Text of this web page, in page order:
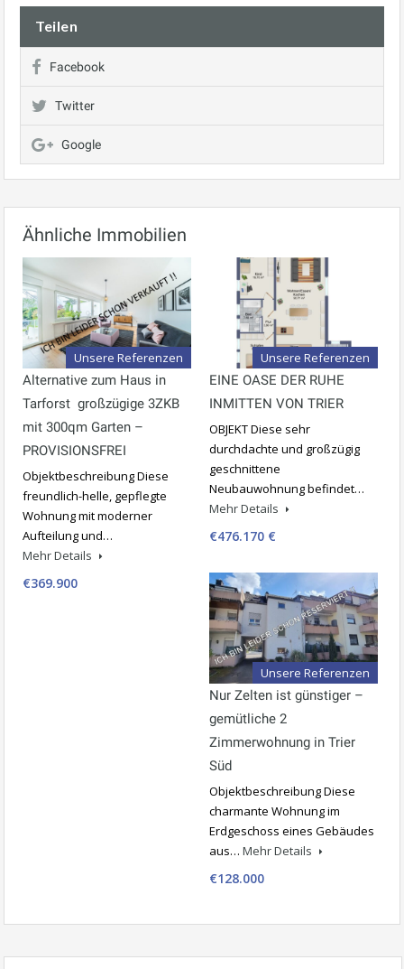
Teilen
Facebook
Twitter
Google
Ähnliche Immobilien
Unsere Referenzen
Alternative zum Haus in
Tarforst  großzügige 3ZKB
mit 300qm Garten –
PROVISIONSFREI
Objektbeschreibung Diese
freundlich-helle, gepflegte
Wohnung mit moderner
Aufteilung und…
Mehr Details
€369.900
Unsere Referenzen
EINE OASE DER RUHE
INMITTEN VON TRIER
OBJEKT Diese sehr
durchdachte und großzügig
geschnittene
Neubauwohnung befindet…
Mehr Details
€476.170 €
Unsere Referenzen
Nur Zelten ist günstiger –
gemütliche 2
Zimmerwohnung in Trier
Süd
Objektbeschreibung Diese
charmante Wohnung im
Erdgeschoss eines Gebäudes
aus… Mehr Details
€128.000